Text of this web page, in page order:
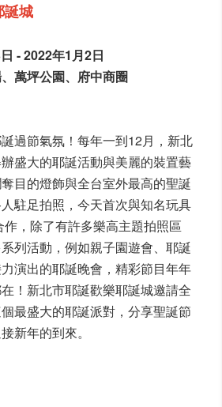
誕城
- 2022年1月2日
萬坪公園、府中商圈
過節氣氛！每年一到12月，新北
盛大的耶誕活動與美麗的裝置藝
目的燈飾與全台室外最高的聖誕
駐足拍照，今天首次與知名玩具
，除了有許多樂高主題拍照區
列活動，例如親子園遊會、耶誕
演出的耶誕晚會，精彩節目年年
！新北市耶誕歡樂耶誕城邀請全
最盛大的耶誕派對，分享聖誕節
新年的到來。